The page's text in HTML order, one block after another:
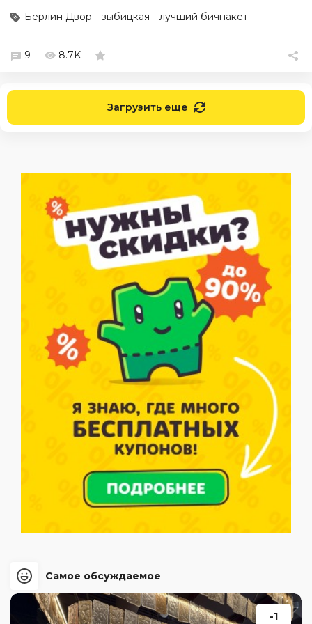
Берлин Двор зыбицкая лучший бичпакет
9 8.7K
Загрузить еще
Самое обсуждаемое
-1